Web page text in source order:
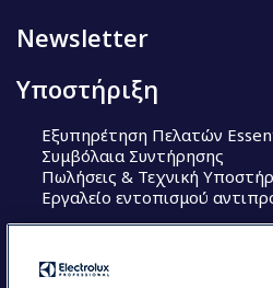
Newsletter
Υποστήριξη
Εξυπηρέτηση Πελατών
Συμβόλαια Συντήρησης
Πωλήσεις & Τεχνική
Εργαλείο εντοπισμού